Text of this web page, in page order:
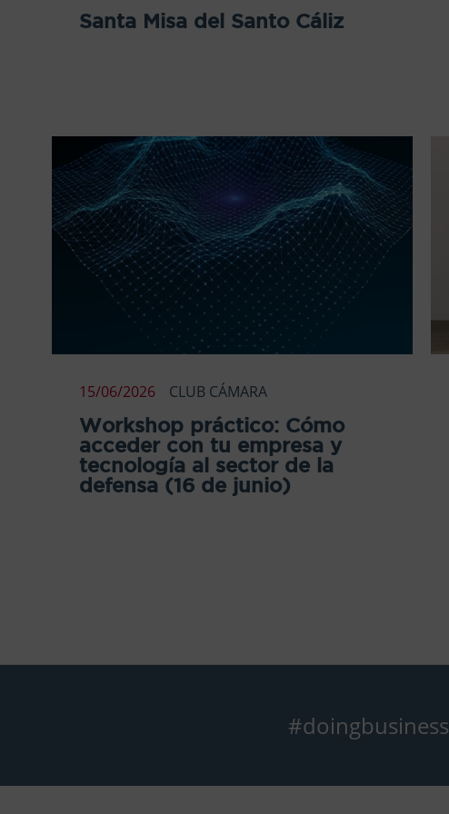
Santa Misa del Santo Cáliz
15/06/2026 CLUB CÁMARA
Workshop práctico: Cómo
acceder con tu empresa y
tecnología al sector de la
defensa (16 de junio)
#doingbusiness